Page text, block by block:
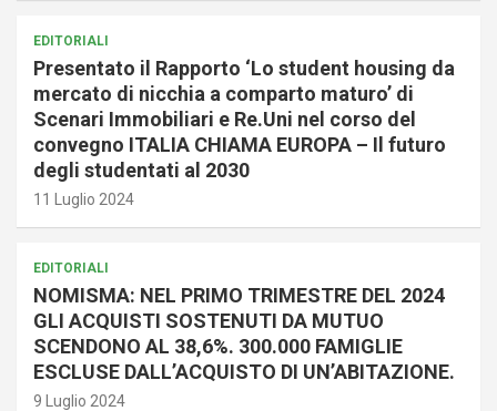
EDITORIALI
Presentato il Rapporto ‘Lo student housing da
mercato di nicchia a comparto maturo’ di
Scenari Immobiliari e Re.Uni nel corso del
convegno ITALIA CHIAMA EUROPA – Il futuro
degli studentati al 2030
11 Luglio 2024
EDITORIALI
NOMISMA: NEL PRIMO TRIMESTRE DEL 2024
GLI ACQUISTI SOSTENUTI DA MUTUO
SCENDONO AL 38,6%. 300.000 FAMIGLIE
ESCLUSE DALL’ACQUISTO DI UN’ABITAZIONE.
9 Luglio 2024